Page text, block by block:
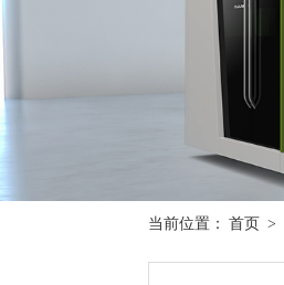
当前位置： 首页 >